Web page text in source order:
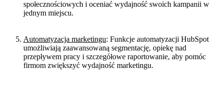
społecznościowych i oceniać wydajność swoich kampanii w
jednym miejscu.
Automatyzacja marketingu: Funkcje automatyzacji HubSpot
umożliwiają zaawansowaną segmentację, opiekę nad
przepływem pracy i szczegółowe raportowanie, aby pomóc
firmom zwiększyć wydajność marketingu.